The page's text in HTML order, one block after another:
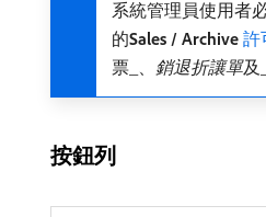
系統管理員使用者
的​Sales / Archive 許
票_、 銷退折讓單及​
按鈕列